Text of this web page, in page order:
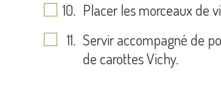
Placer les morceaux de
Servir accompagné de
de carottes Vichy.